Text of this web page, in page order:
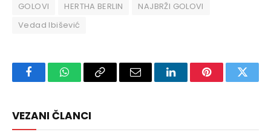
GOLOVI HERTHA BERLIN
NAJBRŽI GOLOVI
Vedad Ibišević
FacebookWhatsAppCopy
Email LinkedInPinterest
VEZANI ČLANCI